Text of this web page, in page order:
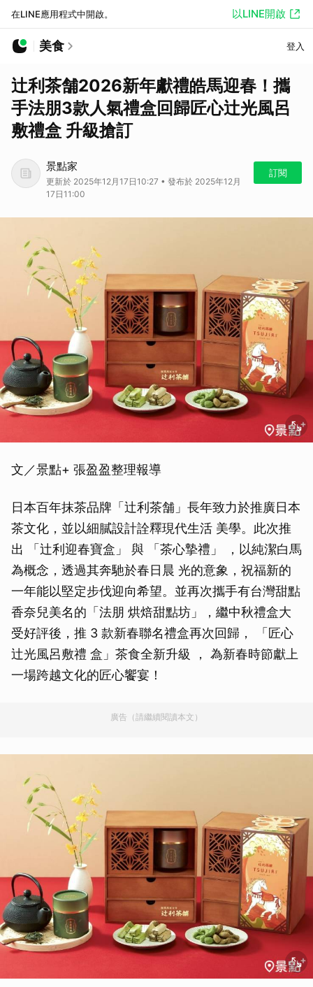
在LINE應用程式中開啟。 以LINE開啟
美食 登入
辻利茶舗2026新年獻禮皓馬迎春！攜
手法朋3款人氣禮盒回歸匠心辻光風呂
敷禮盒 升級搶訂
景點家
更新於 2025年12月17日10:27 • 發布於 2025年12月
17日11:00
訂閱
文／景點+ 張盈盈整理報導
日本百年抹茶品牌「辻利茶舗」長年致力於推廣日本
茶文化，並以細膩設計詮釋現代生活 美學。此次推
出 「辻利迎春寶盒」 與 「茶心摯禮」 ，以純潔白馬
為概念，透過其奔馳於春日晨 光的意象，祝福新的
一年能以堅定步伐迎向希望。並再次攜手有台灣甜點
香奈兒美名的「法朋 烘焙甜點坊」，繼中秋禮盒大
受好評後，推 3 款新春聯名禮盒再次回歸， 「匠心
辻光風呂敷禮 盒」茶食全新升級 ， 為新春時節獻上
一場跨越文化的匠心饗宴！
廣告（請繼續閱讀本文）